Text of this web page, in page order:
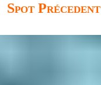
Spot Précedent